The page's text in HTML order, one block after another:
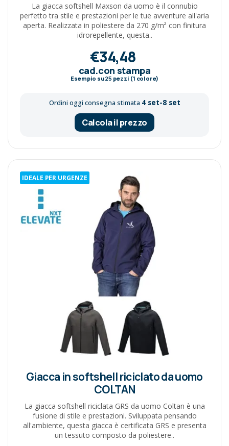
La giacca softshell Maxson da uomo è il connubio
perfetto tra stile e prestazioni per le tue avventure all'aria
aperta. Realizzata in poliestere da 270 g/m² con finitura
idrorepellente, questa..
€34,48
cad.con stampa
Esempio su25 pezzi (1 colore)
Ordini oggi consegna stimata 4 set-8 set
Calcola il prezzo
IDEALE PER URGENZE
Giacca in softshell riciclato da uomo
COLTAN
La giacca softshell riciclata GRS da uomo Coltan è una
fusione di stile e prestazioni. Sviluppata pensando
all'ambiente, questa giacca è certificata GRS e presenta
un tessuto composto da poliestere..